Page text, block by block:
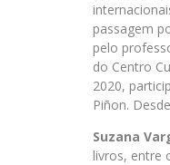
passagem
pelo
do Centro
2020,
Piñon.
Suzana
livros, entre